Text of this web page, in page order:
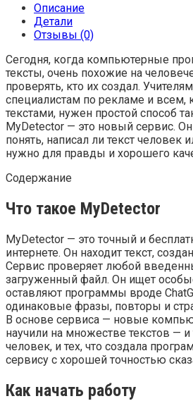
Описание
Детали
Отзывы (0)
Сегодня, когда компьютерные
тексты, очень похожие на
проверять, кто их создал.
специалистам по рекламе и всем,
текстами, нужен простой способ
MyDetector — это новый сервис.
понять, написал ли текст человек
нужно для правды и хорошего
Содержание
Что такое MyDetector
MyDetector — это точный и
интернете. Он находит текст,
Сервис проверяет любой
загруженный файл. Он ищет
оставляют программы вроде
одинаковые фразы, повторы и
В основе сервиса — новые
научили на множестве текстов — и
человек, и тех, что создала
сервису с хорошей точностью
Как начать работу